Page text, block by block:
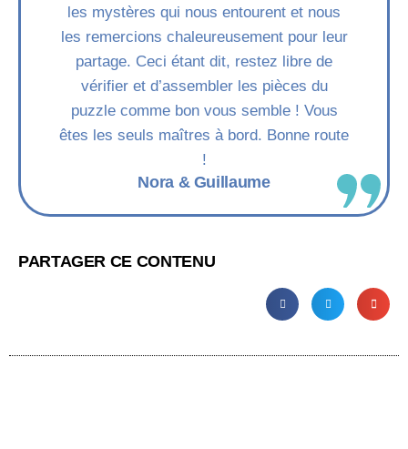
les mystères qui nous entourent et nous
les remercions chaleureusement pour leur
partage. Ceci étant dit, restez libre de
vérifier et d’assembler les pièces du
puzzle comme bon vous semble ! Vous
êtes les seuls maîtres à bord. Bonne route
!
Nora & Guillaume
PARTAGER CE CONTENU